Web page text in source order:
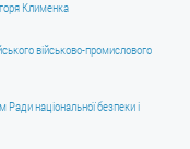
Клименка
військово-промислового
національної безпеки і